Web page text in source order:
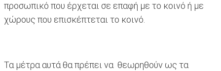
προσωπικό που έρχεται σε επαφή με το κοινό ή με
χώρους που επισκέπτεται το κοινό.
Τα μέτρα αυτά θα πρέπει να θεωρηθούν ως τα